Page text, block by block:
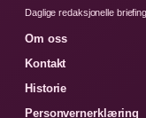
Daglige redaksjonelle
Om oss
Kontakt
Historie
Personvernerklæring